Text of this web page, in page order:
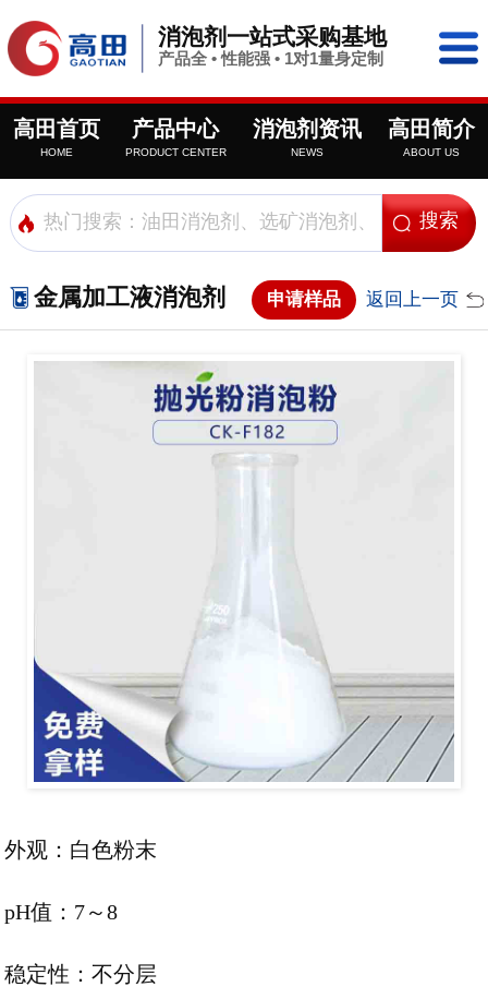
消泡剂一站式采购基地
产品全 • 性能强 • 1对1量身定制
高田首页
HOME
产品中心
PRODUCT CENTER
消泡剂资讯
NEWS
高田简介
ABOUT US
金属加工液消泡剂 申请样品 返回上一页
外观：白色粉末
pH值：7～8
稳定性：不分层